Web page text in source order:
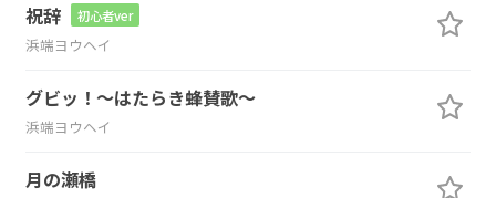
祝辞 初心者ver
浜端ヨウヘイ
グビッ！～はたらき蜂賛歌～
浜端ヨウヘイ
月の瀬橋